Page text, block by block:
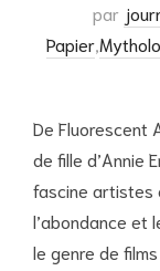
par
Papier,
De Fluorescent
de fille d’Annie
fascine artistes
l’abondance et
le genre de